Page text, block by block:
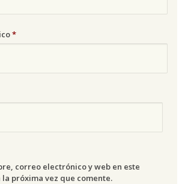
*
correo electrónico y web en este
próxima vez que comente.